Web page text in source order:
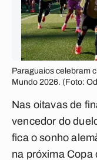
Paraguaios celebram
Mundo 2026. (Foto:
Nas oitavas de
vencedor do
fica o sonho
na próxima Copa